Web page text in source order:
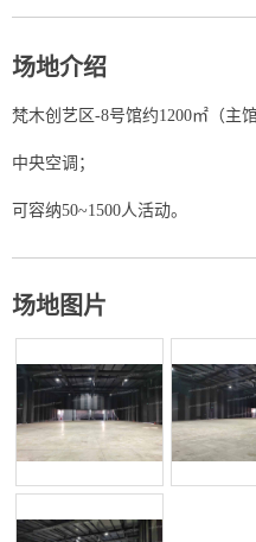
场地介绍
梵木创艺区-8号馆约1200㎡（主
中央空调；
可容纳50~1500人活动。
场地图片